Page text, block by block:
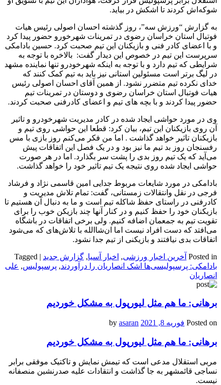
شوکه‌اش کردند تا اشکش در بیاید.
به گزارش “ورزش سه”، روز گذشته احسان اصولی رئیس هیات
فوتبال استان خراسان رضوی در تمرینات شهرخورو حضور پیدا کرد
و با اعضای کادر فنی و بازیکنان این تیم صحبت کرد. حسین بادامکی
سرپرست این تیم در خصوص این دیدار گفت: بالاخره با توجه به
شرایطی که تیم دارد و با توجه به اینکه شهرخودرو تنها نماینده مشهد
در لیگ برتر است مسئولین استانی نیز باید به تیم کمک کنند که
خدای نکرده تیم متضرر نشود. از همین آقای احسان اصولی رئیس
هیات فوتبال استان خراسان رضوی و دوستان در تمرینات تیم
حضور پیدا کردند و با بچه های تیم و اعضای کادرفنی صحبت کردند.
وی در مورد حواشی ایجاد شده در کادر مدیریت شهرخودرو و تاثیر
آن روی بازیکنان این تیم، بیان کرد: قطعا این حواشی روی تیم و
بازیکنان تاثیر خواهد گذاشت . اما من فکر می‌کنم روز بازی با مس
رفسنجان روز بد تیم ما نیز بود و در یک فصل این اتفاقات پیش
می‌آید که یک تیم روز بدی را پشت سر بگذارد. اما در هر صورت
حواشی ایجاد شده روی نتیجه یک تیم تاثیر خود را خواهد گذاشت.
بادامکی در مورد شایعات مربوط جدایی امین ‌قاسمی نژاد و فرشاد
فرجی در نقل وانتقالات زمستانی، گفت: تمام تلاش مدیریت و
کادرفنی در راستای حفظ شاکله تیم است و ما به دنبال آن هستیم تا
بازیکنان خود را حفظ کنیم و در کنار آنها چند بازیکن خوب را برای
تقویت تیم به جمعمان اضافه کنیم. ولی برخی اتفاقات در باشگاه
می‌افتد که دست افراد نیست اما ان‌شاالله با تلاش‌های که می‌شود
اتفاقات بدی نیافتند و بازیکنی از تیم جدا نشود.
Posted in آخرین اخبار ورزشی, اخبار آسیا, گزارش جدید |
Tagged
بادامکی: پرسپولیسی‌ها اشک انصاریان را درآوردند, پرسپولیس, علی
انصاریان
برهانی: ما هم مثل لیورپول به مشکل خوردیم
Posted on فوریه 8, 2021 asaran
برهانی: ما هم مثل لیورپول به مشکل خوردیم
مربی استقلال مدعی است که تیمش نمایش و تاکتیک موفقی برابر
نساجی قائمشهر به جا گذاشت و انتقادات علیه صدرنشین منصفانه
نیست.